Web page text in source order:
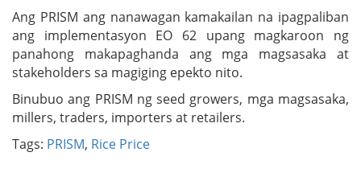
Ang PRISM ang nanawagan kamakailan na ipagpaliban
ang implementasyon EO 62 upang magkaroon ng
panahong makapaghanda ang mga magsasaka at
stakeholders sa magiging epekto nito.
Binubuo ang PRISM ng seed growers, mga magsasaka,
millers, traders, importers at retailers.
Tags: PRISM, Rice Price